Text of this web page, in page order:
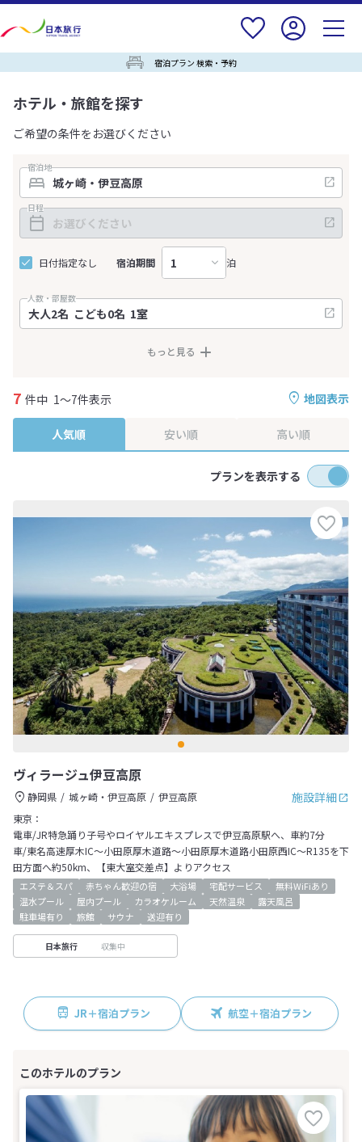
宿泊プラン 検索・予約
ホテル・旅館を探す
ご希望の条件をお選びください
宿泊地
日程
日付指定なし 宿泊期間 泊
人数・部屋数
もっと見る
地図表示
7 件中 1～7件表示
人気順 安い順 高い順
プランを表示する
ヴィラージュ伊豆高原
施設詳細
静岡県 城ヶ崎・伊豆高原
伊豆高原
東京：
電車/JR特急踊り子号やロイヤルエキスプレスで伊豆高原駅へ、車約7分
車/東名高速厚木IC～小田原厚木道路～小田原厚木道路小田原西IC～R135を下
田方面へ約50km、【東大室交差点】よりアクセス
エステ＆スパ 赤ちゃん歓迎の宿 大浴場 宅配サービス
無料WiFiあり
温水プール
屋内プール カラオケルーム 天然温泉
露天風呂
駐車場有り
旅館 サウナ 送迎有り
日本旅行 収集中
JR＋宿泊プラン 航空＋宿泊プラン